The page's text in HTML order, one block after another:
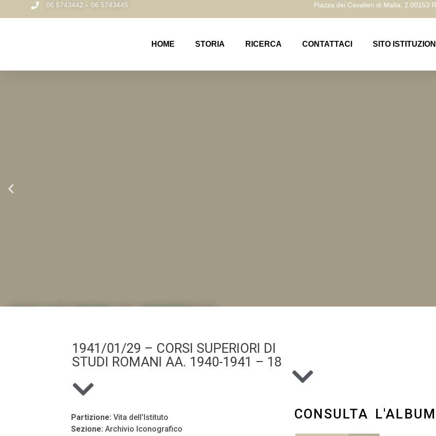
06 5743442 – 06 5743445 Piazza dei Cavalieri di Malta, 2 00153
HOME STORIA RICERCA CONTATTACI SITO
.LA "VITA DELL'ISTITUTO" ATTRAVERSO LE IMMAGINI
1941/01/29 – CORSI SUPERIORI DI
STUDI ROMANI AA. 1940-1941 – 18
Partizione: Vita dell’Istituto
Sezione: Archivio Iconografico
CONSULTA L'ALBUM